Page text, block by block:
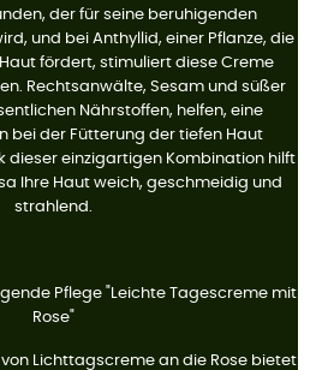
der für seine beruhigenden
und bei Anthyllid, einer Pflanze, die
fördert, stimuliert diese Creme
Rechtsanwälte, Sesam und süßer
Nährstoffen, helfen, eine
bei der Fütterung der tiefen Haut
dieser einzigartigen Kombination hilft
Ihre Haut weich, geschmeidig und
strahlend.
Pflege "Leichte Tagescreme mit
Rose"
Lichttagscreme an die Rose bietet